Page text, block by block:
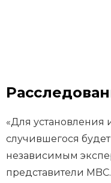
«Для установления
случившегося
независимым
представители